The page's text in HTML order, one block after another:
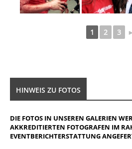
1 2 3 ►
HINWEIS ZU FOTOS
DIE FOTOS IN UNSEREN GALERIEN
AKKREDITIERTEN FOTOGRAFEN IM
EVENTBERICHTERSTATTUNG